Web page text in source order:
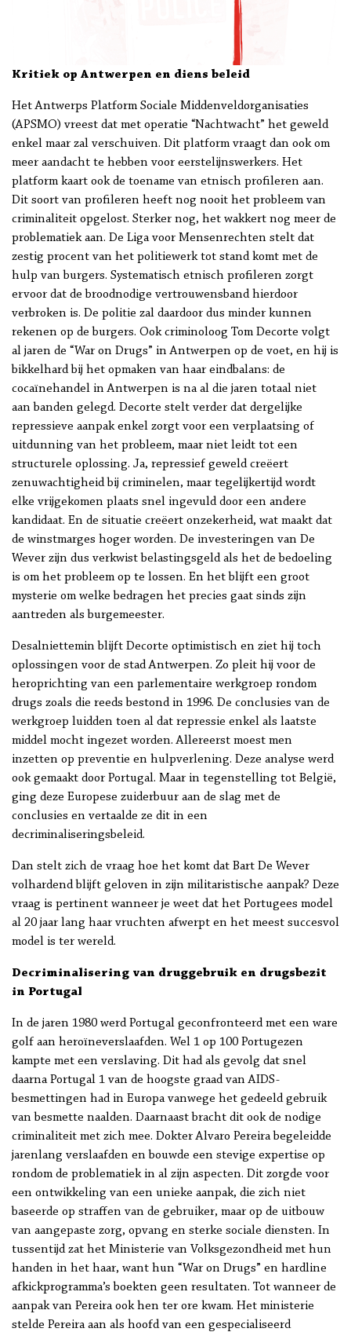
Kritiek op Antwerpen en diens beleid
Het Antwerps Platform Sociale Middenveldorganisaties
(APSMO) vreest dat met operatie “Nachtwacht” het geweld
enkel maar zal verschuiven. Dit platform vraagt dan ook om
meer aandacht te hebben voor eerstelijnswerkers. Het
platform kaart ook de toename van etnisch profileren aan.
Dit soort van profileren heeft nog nooit het probleem van
criminaliteit opgelost. Sterker nog, het wakkert nog meer de
problematiek aan. De Liga voor Mensenrechten stelt dat
zestig procent van het politiewerk tot stand komt met de
hulp van burgers. Systematisch etnisch profileren zorgt
ervoor dat de broodnodige vertrouwensband hierdoor
verbroken is. De politie zal daardoor dus minder kunnen
rekenen op de burgers. Ook criminoloog Tom Decorte volgt
al jaren de “War on Drugs” in Antwerpen op de voet, en hij is
bikkelhard bij het opmaken van haar eindbalans: de
cocaïnehandel in Antwerpen is na al die jaren totaal niet
aan banden gelegd. Decorte stelt verder dat dergelijke
repressieve aanpak enkel zorgt voor een verplaatsing of
uitdunning van het probleem, maar niet leidt tot een
structurele oplossing. Ja, repressief geweld creëert
zenuwachtigheid bij criminelen, maar tegelijkertijd wordt
elke vrijgekomen plaats snel ingevuld door een andere
kandidaat. En de situatie creëert onzekerheid, wat maakt dat
de winstmarges hoger worden. De investeringen van De
Wever zijn dus verkwist belastingsgeld als het de bedoeling
is om het probleem op te lossen. En het blijft een groot
mysterie om welke bedragen het precies gaat sinds zijn
aantreden als burgemeester.
Desalniettemin blijft Decorte optimistisch en ziet hij toch
oplossingen voor de stad Antwerpen. Zo pleit hij voor de
heroprichting van een parlementaire werkgroep rondom
drugs zoals die reeds bestond in 1996. De conclusies van de
werkgroep luidden toen al dat repressie enkel als laatste
middel mocht ingezet worden. Allereerst moest men
inzetten op preventie en hulpverlening. Deze analyse werd
ook gemaakt door Portugal. Maar in tegenstelling tot België,
ging deze Europese zuiderbuur aan de slag met de
conclusies en vertaalde ze dit in een
decriminaliseringsbeleid.
Dan stelt zich de vraag hoe het komt dat Bart De Wever
volhardend blijft geloven in zijn militaristische aanpak? Deze
vraag is pertinent wanneer je weet dat het Portugees model
al 20 jaar lang haar vruchten afwerpt en het meest succesvol
model is ter wereld.
Decriminalisering van druggebruik en drugsbezit
in Portugal
In de jaren 1980 werd Portugal geconfronteerd met een ware
golf aan heroïneverslaafden. Wel 1 op 100 Portugezen
kampte met een verslaving. Dit had als gevolg dat snel
daarna Portugal 1 van de hoogste graad van AIDS-
besmettingen had in Europa vanwege het gedeeld gebruik
van besmette naalden. Daarnaast bracht dit ook de nodige
criminaliteit met zich mee. Dokter Alvaro Pereira begeleidde
jarenlang verslaafden en bouwde een stevige expertise op
rondom de problematiek in al zijn aspecten. Dit zorgde voor
een ontwikkeling van een unieke aanpak, die zich niet
baseerde op straffen van de gebruiker, maar op de uitbouw
van aangepaste zorg, opvang en sterke sociale diensten. In
tussentijd zat het Ministerie van Volksgezondheid met hun
handen in het haar, want hun “War on Drugs” en hardline
afkickprogramma’s boekten geen resultaten. Tot wanneer de
aanpak van Pereira ook hen ter ore kwam. Het ministerie
stelde Pereira aan als hoofd van een gespecialiseerd